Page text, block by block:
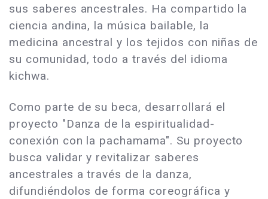
sus saberes ancestrales. Ha compartido la
ciencia andina, la música bailable, la
medicina ancestral y los tejidos con niñas de
su comunidad, todo a través del idioma
kichwa.
Como parte de su beca, desarrollará el
proyecto "Danza de la espiritualidad-
conexión con la pachamama". Su proyecto
busca validar y revitalizar saberes
ancestrales a través de la danza,
difundiéndolos de forma coreográfica y